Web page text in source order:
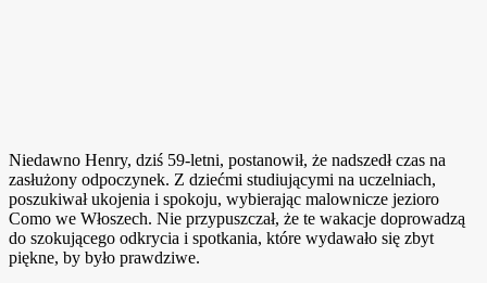
Niedawno Henry, dziś 59-letni, postanowił, że nadszedł czas na
zasłużony odpoczynek. Z dziećmi studiującymi na uczelniach,
poszukiwał ukojenia i spokoju, wybierając malownicze jezioro
Como we Włoszech. Nie przypuszczał, że te wakacje doprowadzą
do szokującego odkrycia i spotkania, które wydawało się zbyt
piękne, by było prawdziwe.